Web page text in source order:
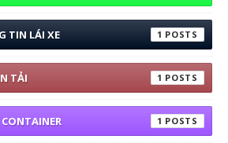
TIN LÁI XE 1
TẢI 1
1